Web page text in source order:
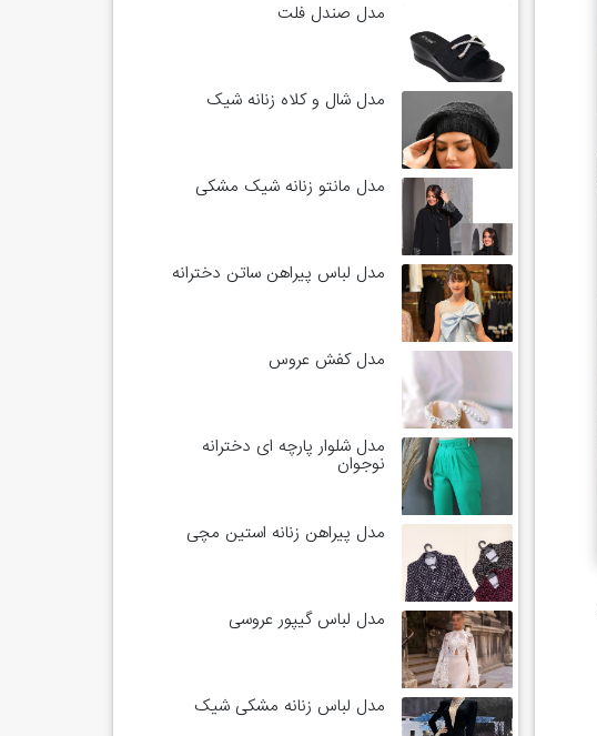
مدل صندل فلت
مدل شال و کلاه زنانه شیک
مدل مانتو زنانه شیک مشکی
مدل لباس پیراهن ساتن دخترانه
مدل کفش عروس
مدل شلوار پارچه ای دخترانه
نوجوان
مدل پیراهن زنانه استین مچی
مدل لباس گیپور عروسی
مدل لباس زنانه مشکی شیک